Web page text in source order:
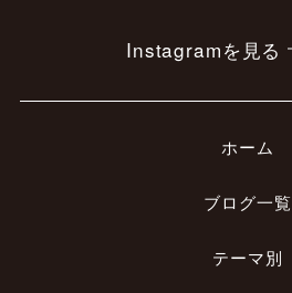
Instagramを見る
ホーム
ブログ一覧
テーマ別